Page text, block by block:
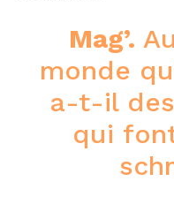
Mag’.
monde
a-t-il
qui